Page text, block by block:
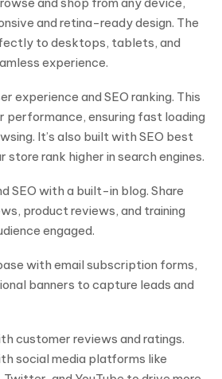
and retina-ready design. The
to desktops, tablets, and
experience.
experience and SEO ranking. This
performance, ensuring fast loading
It’s also built with SEO best
store rank higher in search engines.
SEO with a built-in blog. Share
product reviews, and training
engaged.
with email subscription forms,
banners to capture leads and
customer reviews and ratings.
social media platforms like